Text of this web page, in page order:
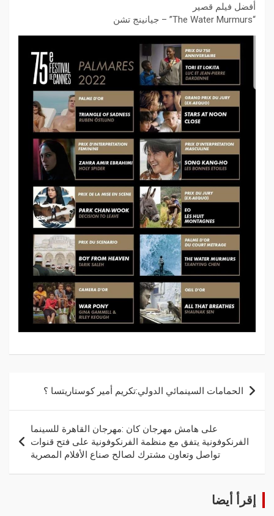
أفضل فيلم قصير
“The Water Murmurs” – جيانينج تشن
الحمامات السينمائي الدولي:تكريم أمير كوستاريتسا ؟
على هامش مهرجان كان :مهرجان القاهرة للسينما
الفرنكوفونية يتفق مع منظمة الفرنكوفونية على فتح قنوات
تواصل وتعاون مشترك لصالح صناع الأفلام المصرية
إقرأ أيضا